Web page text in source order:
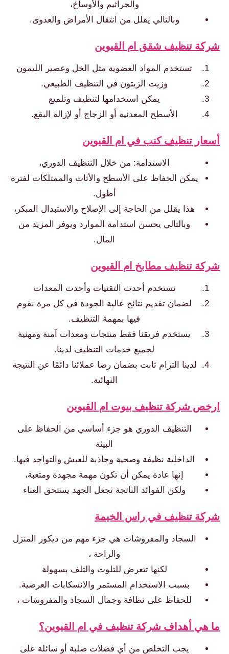
والجراثيم والأوساخ،
وبالتالي يقلل من انتقال الأمراض والعدوى.
شركة تنظيف شقق ام القيوين
تستخدم المواد العضوية مثل الخل وعصير الليمون
وزيت الزيتون في التنظيف الطبيعي.
يمكن استخدامها لتنظيف وتلميع
الأسطح المعدنية أو الزجاج أو لإزالة البقع.
أسعار تنظيف كنب في ام القيوين
الاستدامة: من خلال التنظيف الدوري،
يمكن الحفاظ على الأسطح والأثاث والممتلكات لفترة
أطول.
هذا يقلل من الحاجة إلى الإصلاح والاستبدال المبكر،
وبالتالي يحسن استدامة الموارد ويوفر المزيد من
المال.
شركة تنظيف مطابخ ام القيوين
نستخدم أحدث التقنيات وأحدث المعدات
لضمان تقديم نتائج عالية الجودة في كل مرة نقوم
فيها بمهمة التنظيف.
يستخدم فريقنا فقط منتجات ومعدات آمنة ومهنية
لجميع خدمات التنظيف لدينا.
لدينا التزام ثابت بضمان رضا عملائنا دائمًا عن النتيجة
النهائية.
ارخص شركة تنظيف بيوت ام القيوين
التنظيف الدوري هو جزء أساسي من الحفاظ على
البيئة
الداخلية نظيفة وصحية وجاذبة للعيش والتواجد فيها.
إنها عادة يمكن أن تكون مهمة مجهدة ومتعبة،
ولكن الفوائد الناتجة تجعل الجهد يستحق العناء
شركة تنظيف في راس الخيمة
السجاد والمفروشات هي جزء مهم من ديكور المنزل
والراحة ،
لكنها تتعرض للتلوث والتلف بسهولة
بسبب الاستخدام المستمر والانسكابات العرضية.
للحفاظ على نظافة وجمال السجاد والمفروشات ،
ما هي أهداف شركة تنظيف في ام القيوين؟
يجب التخلص من أي فضلات صلبة أو سائلة على